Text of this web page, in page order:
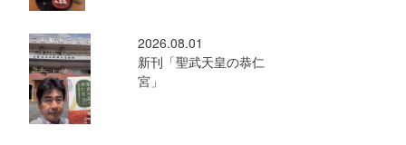
2026.08.01
新刊「聖武天皇の恭仁
宮」